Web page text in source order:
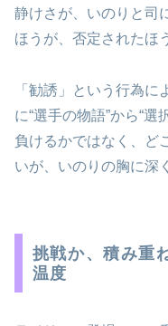
静けさが、いのりと司
ほうが、否定されたほ
「勧誘」という行為
に“選手の物語”から“
負けるかではなく、ど
いが、いのりの胸に深
挑戦か、積み重
温度